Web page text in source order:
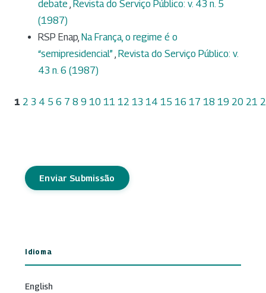
debate , Revista do Serviço Público: v. 43 n. 5
(1987)
RSP Enap, Na França, o regime é o
“semipresidencial” , Revista do Serviço Público: v.
43 n. 6 (1987)
1 2 3 4 5 6 7 8 9 10 11 12 13 14 15 16 17 18 19 20 21
Enviar Submissão
Idioma
English